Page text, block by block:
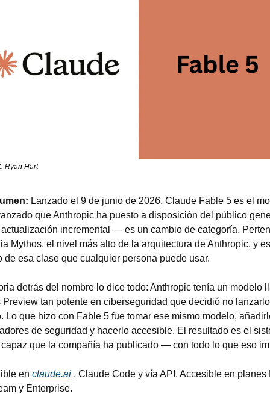
Ryan Hart
Lanzado el 9 de junio de 2026, Claude Fable 5 es el
que Anthropic ha puesto a disposición del público
incremental — es un cambio de categoría.
Mythos, el nivel más alto de la arquitectura de Anthropic, y
de esa clase que cualquier persona puede usar.
detrás del nombre lo dice todo: Anthropic tenía un modelo
Preview tan potente en ciberseguridad que decidió no
Lo que hizo con Fable 5 fue tomar ese mismo modelo,
de seguridad y hacerlo accesible. El resultado es el
capaz que la compañía ha publicado — con todo lo que eso
en claude.ai , Claude Code y vía API. Accesible en planes
y Enterprise.